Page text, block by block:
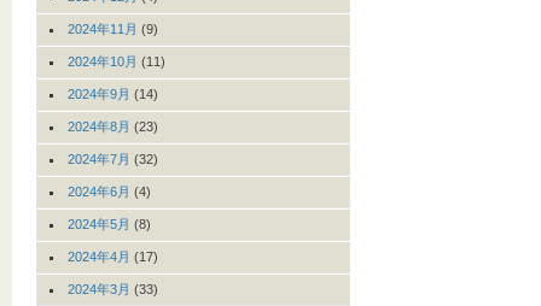
2024年11月 (9)
2024年10月 (11)
2024年9月 (14)
2024年8月 (23)
2024年7月 (32)
2024年6月 (4)
2024年5月 (8)
2024年4月 (17)
2024年3月 (33)